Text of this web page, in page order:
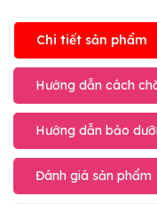
Chi tiết sản phẩm
Hướng dẫn cách
Hướng dẫn bảo
Đánh giá sản phẩm